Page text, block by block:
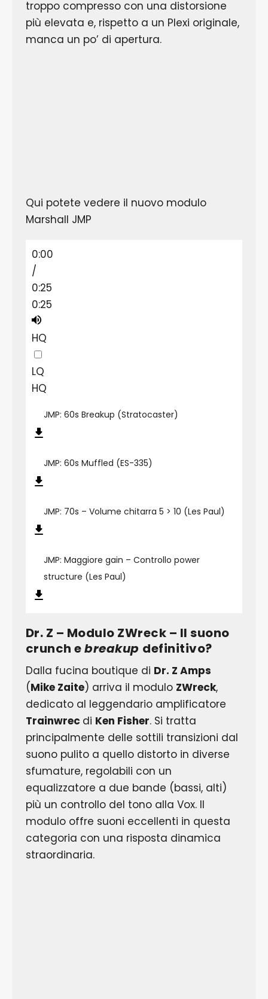
troppo compresso con una distorsione
più elevata e, rispetto a un Plexi originale,
manca un po’ di apertura.
Qui potete vedere il nuovo modulo
Marshall JMP
0:00
/
0:25
0:25
HQ
LQ
HQ
JMP: 60s Breakup (Stratocaster)
JMP: 60s Muffled (ES-335)
JMP: 70s – Volume chitarra 5 > 10 (Les Paul)
JMP: Maggiore gain – Controllo power
structure (Les Paul)
Dr. Z – Modulo ZWreck – Il suono
crunch ebreakup definitivo?
Dalla fucina boutique di Dr. Z Amps
(Mike Zaite) arriva il modulo ZWreck,
dedicato al leggendario amplificatore
Trainwrec di Ken Fisher. Si tratta
principalmente delle sottili transizioni dal
suono pulito a quello distorto in diverse
sfumature, regolabili con un
equalizzatore a due bande (bassi, alti)
più un controllo del tono alla Vox. Il
modulo offre suoni eccellenti in questa
categoria con una risposta dinamica
straordinaria.